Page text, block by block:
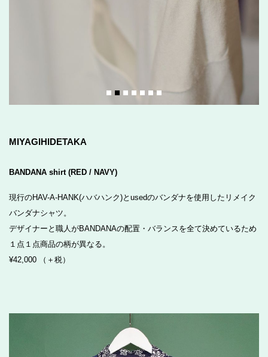
MIYAGIHIDETAKA
BANDANA shirt (RED / NAVY)
現行のHAV-A-HANK(ハバハンク)とusedのバンダナを使用したリメイク
バンダナシャツ。
デザイナーと職人がBANDANAの配置・バランスを全て決めているため
１点１点商品の柄が異なる。
¥42,000 （＋税）